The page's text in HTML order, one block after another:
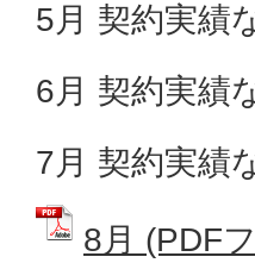
5月 契約実績
6月 契約実績
7月 契約実績
8月 (PDF